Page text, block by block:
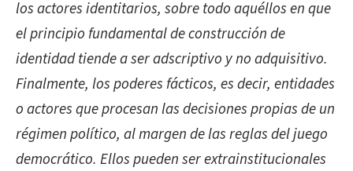
los actores identitarios, sobre todo aquéllos en que
el principio fundamental de construcción de
identidad tiende a ser adscriptivo y no adquisitivo.
Finalmente, los poderes fácticos, es decir, entidades
o actores que procesan las decisiones propias de un
régimen político, al margen de las reglas del juego
democrático. Ellos pueden ser extrainstitucionales